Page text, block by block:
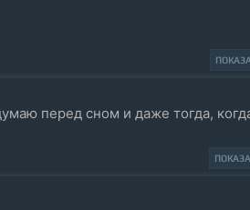
перед сном и даже тогда,